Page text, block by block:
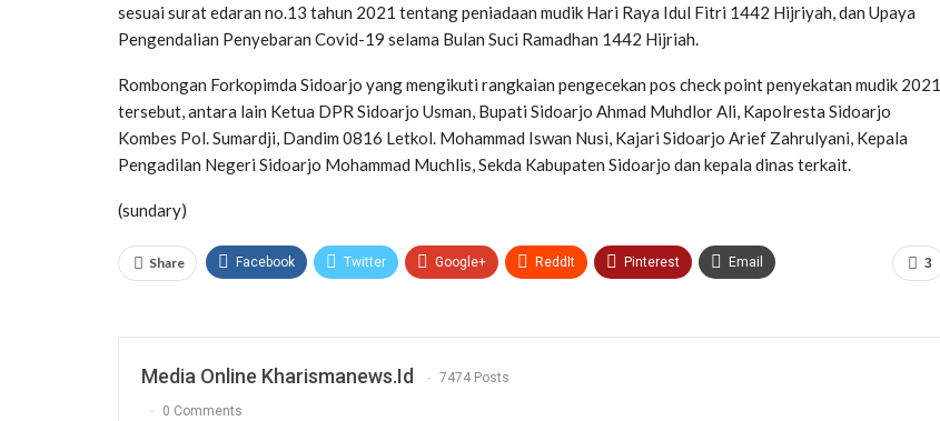
sesuai surat edaran no.13 tahun 2021 tentang peniadaan mudik Hari Raya Idul Fitri 1442 Hijriyah, dan Upaya
Pengendalian Penyebaran Covid-19 selama Bulan Suci Ramadhan 1442 Hijriah.
Rombongan Forkopimda Sidoarjo yang mengikuti rangkaian pengecekan pos check point penyekatan mudik 2021
tersebut, antara lain Ketua DPR Sidoarjo Usman, Bupati Sidoarjo Ahmad Muhdlor Ali, Kapolresta Sidoarjo
Kombes Pol. Sumardji, Dandim 0816 Letkol. Mohammad Iswan Nusi, Kajari Sidoarjo Arief Zahrulyani, Kepala
Pengadilan Negeri Sidoarjo Mohammad Muchlis, Sekda Kabupaten Sidoarjo dan kepala dinas terkait.
(sundary)
3
Share Facebook Twitter Google+ ReddIt Pinterest Email
Media Online Kharismanews.id 7474 Posts
0 Comments